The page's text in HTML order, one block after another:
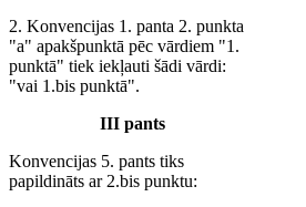
2. Konvencijas 1. panta 2. punkta
"a" apakšpunktā pēc vārdiem "1.
punktā" tiek iekļauti šādi vārdi:
"vai 1.bis punktā".
III pants
Konvencijas 5. pants tiks
papildināts ar 2.bis punktu: